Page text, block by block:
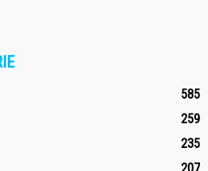
585
259
235